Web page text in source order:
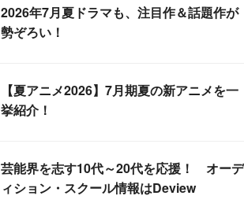
2026年7月夏ドラマも、注目作＆話題作が
勢ぞろい！
【夏アニメ2026】7月期夏の新アニメを一
挙紹介！
芸能界を志す10代～20代を応援！ オーデ
ィション・スクール情報はDeview